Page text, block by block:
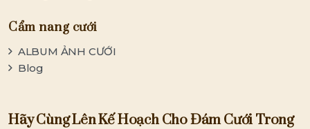
Cẩm nang cưới
ALBUM ẢNH CƯỚI
Blog
Hãy Cùng Lên Kế Hoạch Cho Đám Cưới Trong